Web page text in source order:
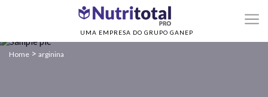
UMA EMPRESA DO GRUPO GANEP
Home > arginina